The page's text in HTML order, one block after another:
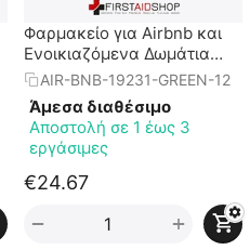
Φαρμακείο για Airbnb και
Ενοικιαζόμενα Δωμάτια
βάσει της εγκυκλίου
AIR-BNB-19231-GREEN-12
Άμεσα διαθέσιμο
Αποστολή σε 1 έως 3
εργάσιμες
€24.67
+
−